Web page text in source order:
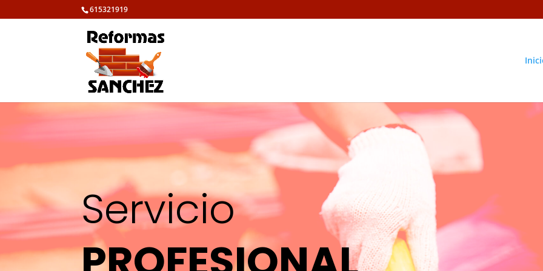
615321919
Servicio